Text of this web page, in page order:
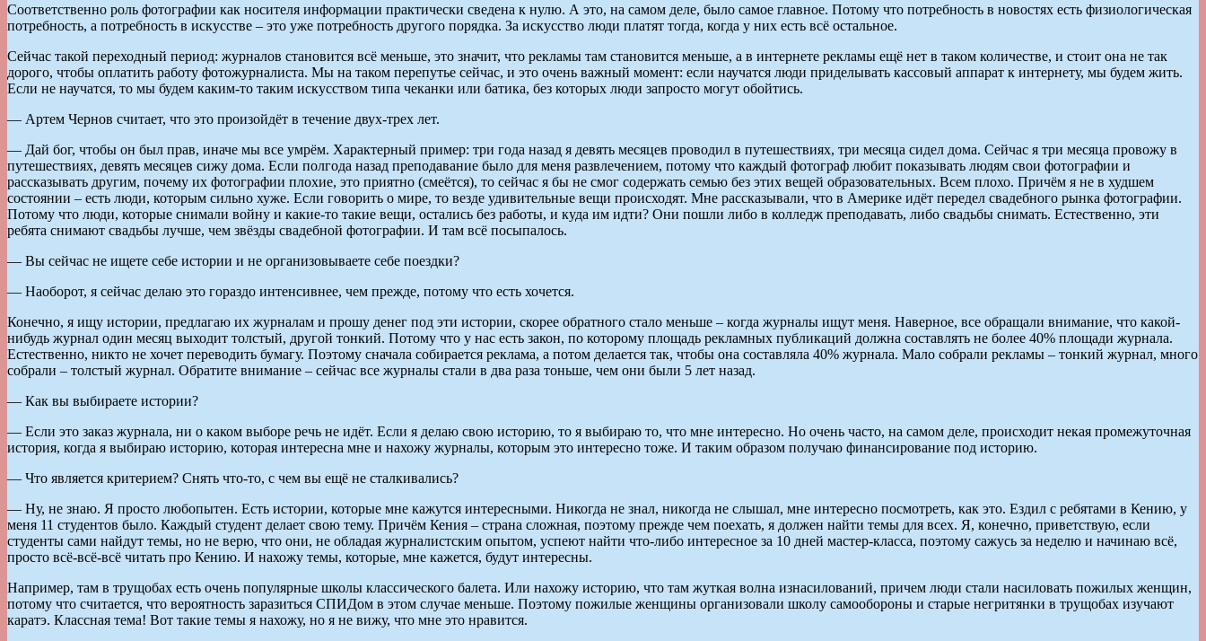
Соответственно роль фотографии как носителя информации практически сведена к нулю. А это, на самом деле, было самое главное. Потому что потребность в новостях есть физиологическая
потребность, а потребность в искусстве – это уже потребность другого порядка. За искусство люди платят тогда, когда у них есть всё остальное.
Сейчас такой переходный период: журналов становится всё меньше, это значит, что рекламы там становится меньше, а в интернете рекламы ещё нет в таком количестве, и стоит она не так
дорого, чтобы оплатить работу фотожурналиста. Мы на таком перепутье сейчас, и это очень важный момент: если научатся люди приделывать кассовый аппарат к интернету, мы будем жить.
Если не научатся, то мы будем каким-то таким искусством типа чеканки или батика, без которых люди запросто могут обойтись.
— Артем Чернов считает, что это произойдёт в течение двух-трех лет.
— Дай бог, чтобы он был прав, иначе мы все умрём. Характерный пример: три года назад я девять месяцев проводил в путешествиях, три месяца сидел дома. Сейчас я три месяца провожу в
путешествиях, девять месяцев сижу дома. Если полгода назад преподавание было для меня развлечением, потому что каждый фотограф любит показывать людям свои фотографии и
рассказывать другим, почему их фотографии плохие, это приятно (смеётся), то сейчас я бы не смог содержать семью без этих вещей образовательных. Всем плохо. Причём я не в худшем
состоянии – есть люди, которым сильно хуже. Если говорить о мире, то везде удивительные вещи происходят. Мне рассказывали, что в Америке идёт передел свадебного рынка фотографии.
Потому что люди, которые снимали войну и какие-то такие вещи, остались без работы, и куда им идти? Они пошли либо в колледж преподавать, либо свадьбы снимать. Естественно, эти
ребята снимают свадьбы лучше, чем звёзды свадебной фотографии. И там всё посыпалось.
— Вы сейчас не ищете себе истории и не организовываете себе поездки?
— Наоборот, я сейчас делаю это гораздо интенсивнее, чем прежде, потому что есть хочется.
Конечно, я ищу истории, предлагаю их журналам и прошу денег под эти истории, скорее обратного стало меньше – когда журналы ищут меня. Наверное, все обращали внимание, что какой-
нибудь журнал один месяц выходит толстый, другой тонкий. Потому что у нас есть закон, по которому площадь рекламных публикаций должна составлять не более 40% площади журнала.
Естественно, никто не хочет переводить бумагу. Поэтому сначала собирается реклама, а потом делается так, чтобы она составляла 40% журнала. Мало собрали рекламы – тонкий журнал, много
собрали – толстый журнал. Обратите внимание – сейчас все журналы стали в два раза тоньше, чем они были 5 лет назад.
— Как вы выбираете истории?
— Если это заказ журнала, ни о каком выборе речь не идёт. Если я делаю свою историю, то я выбираю то, что мне интересно. Но очень часто, на самом деле, происходит некая промежуточная
история, когда я выбираю историю, которая интересна мне и нахожу журналы, которым это интересно тоже. И таким образом получаю финансирование под историю.
— Что является критерием? Снять что-то, с чем вы ещё не сталкивались?
— Ну, не знаю. Я просто любопытен. Есть истории, которые мне кажутся интересными. Никогда не знал, никогда не слышал, мне интересно посмотреть, как это. Ездил с ребятами в Кению, у
меня 11 студентов было. Каждый студент делает свою тему. Причём Кения – страна сложная, поэтому прежде чем поехать, я должен найти темы для всех. Я, конечно, приветствую, если
студенты сами найдут темы, но не верю, что они, не обладая журналистским опытом, успеют найти что-либо интересное за 10 дней мастер-класса, поэтому сажусь за неделю и начинаю всё,
просто всё-всё-всё читать про Кению. И нахожу темы, которые, мне кажется, будут интересны.
Например, там в трущобах есть очень популярные школы классического балета. Или нахожу историю, что там жуткая волна изнасилований, причем люди стали насиловать пожилых женщин,
потому что считается, что вероятность заразиться СПИДом в этом случае меньше. Поэтому пожилые женщины организовали школу самообороны и старые негритянки в трущобах изучают
каратэ. Классная тема! Вот такие темы я нахожу, но я не вижу, что мне это нравится.